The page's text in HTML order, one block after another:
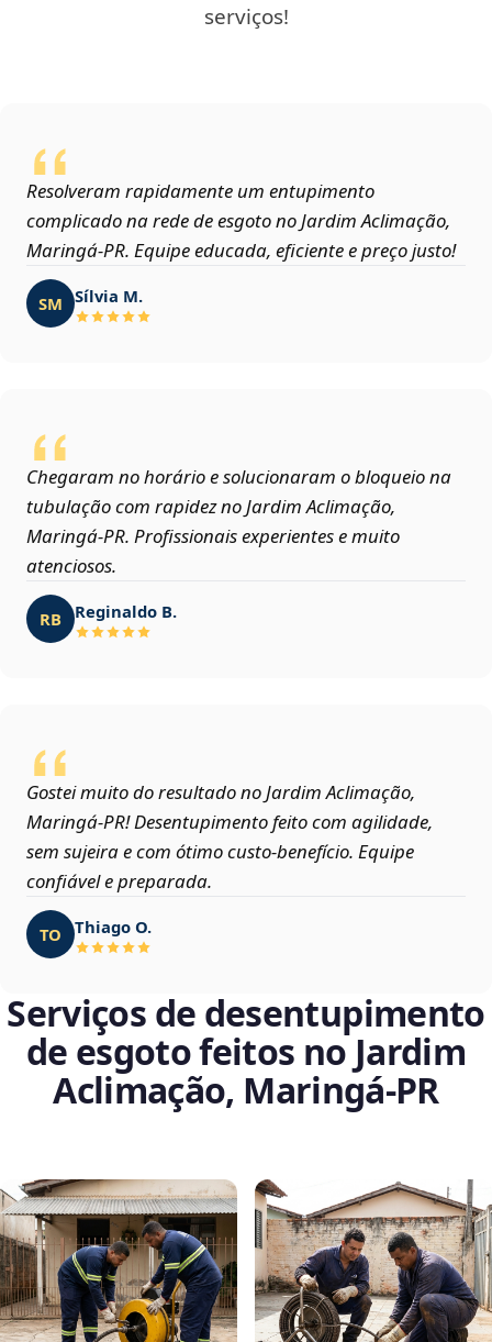
serviços!
Resolveram rapidamente um entupimento
complicado na rede de esgoto no Jardim Aclimação,
Maringá‑PR. Equipe educada, eficiente e preço justo!
SM Sílvia M.
Chegaram no horário e solucionaram o bloqueio na
tubulação com rapidez no Jardim Aclimação,
Maringá‑PR. Profissionais experientes e muito
atenciosos.
RB Reginaldo B.
Gostei muito do resultado no Jardim Aclimação,
Maringá‑PR! Desentupimento feito com agilidade,
sem sujeira e com ótimo custo-benefício. Equipe
confiável e preparada.
TO Thiago O.
Serviços de desentupimento
de esgoto feitos no Jardim
Aclimação, Maringá‑PR